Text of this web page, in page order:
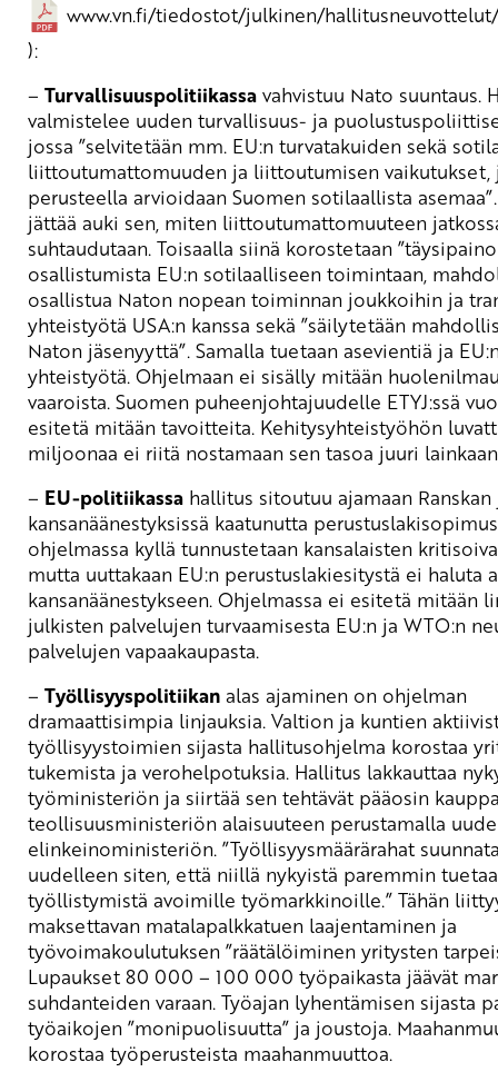
www.vn.fi/tiedostot/julkinen/
):
– Turvallisuuspolitiikassa vahvistuu Nato suuntaus.
valmistelee uuden turvallisuus- ja
jossa ”selvitetään mm. EU:n turvatakuiden sekä
liittoutumattomuuden ja liittoutumisen vaikutukset,
perusteella arvioidaan Suomen sotilaallista
jättää auki sen, miten liittoutumattomuuteen
suhtaudutaan. Toisaalla siinä korostetaan
osallistumista EU:n sotilaalliseen toimintaan,
osallistua Naton nopean toiminnan joukkoihin ja
yhteistyötä USA:n kanssa sekä ”säilytetään
Naton jäsenyyttä”. Samalla tuetaan asevientiä ja
yhteistyötä. Ohjelmaan ei sisälly mitään
vaaroista. Suomen puheenjohtajuudelle ETYJ:ssä
esitetä mitään tavoitteita. Kehitysyhteistyöhön
miljoonaa ei riitä nostamaan sen tasoa juuri
– EU-politiikassa hallitus sitoutuu ajamaan
kansanäänestyksissä kaatunutta
ohjelmassa kyllä tunnustetaan kansalaisten
mutta uuttakaan EU:n perustuslakiesitystä ei haluta
kansanäänestykseen. Ohjelmassa ei esitetä mitään
julkisten palvelujen turvaamisesta EU:n ja WTO:n
palvelujen vapaakaupasta.
– Työllisyyspolitiikan alas ajaminen on ohjelman
dramaattisimpia linjauksia. Valtion ja kuntien
työllisyystoimien sijasta hallitusohjelma korostaa
tukemista ja verohelpotuksia. Hallitus lakkauttaa
työministeriön ja siirtää sen tehtävät pääosin
teollisuusministeriön alaisuuteen perustamalla
elinkeinoministeriön. ”Työllisyysmäärärahat
uudelleen siten, että niillä nykyistä paremmin
työllistymistä avoimille työmarkkinoille.” Tähän
maksettavan matalapalkkatuen laajentaminen ja
työvoimakoulutuksen ”räätälöiminen yritysten
Lupaukset 80 000 – 100 000 työpaikasta jäävät
suhdanteiden varaan. Työajan lyhentämisen sijasta
työaikojen ”monipuolisuutta” ja joustoja.
korostaa työperusteista maahanmuuttoa.